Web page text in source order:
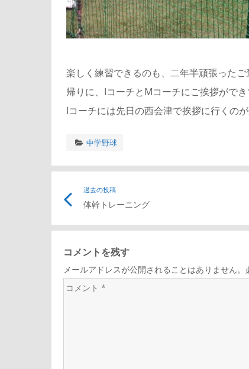
楽しく練習できるのも、二年半頑張ったご
帰りに、IコーチとMコーチにご挨拶がで
Iコーチには先日の西会津で挨拶に行くの
中学野球
過去の投稿
体幹トレーニング
コメントを残す
メールアドレスが公開されることはありません